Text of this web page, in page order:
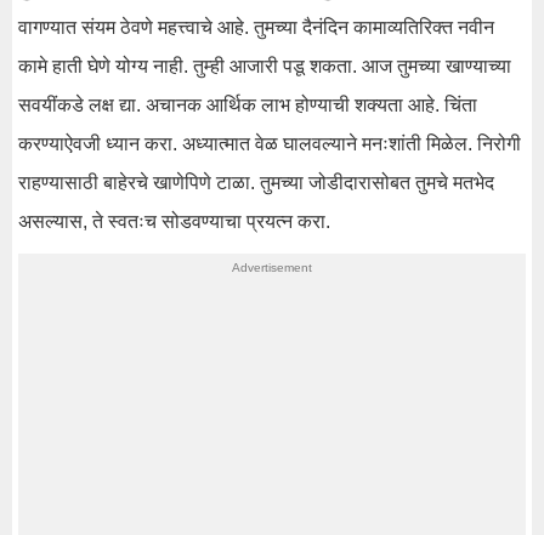
वागण्यात संयम ठेवणे महत्त्वाचे आहे. तुमच्या दैनंदिन कामाव्यतिरिक्त नवीन
कामे हाती घेणे योग्य नाही. तुम्ही आजारी पडू शकता. आज तुमच्या खाण्याच्या
सवयींकडे लक्ष द्या. अचानक आर्थिक लाभ होण्याची शक्यता आहे. चिंता
करण्याऐवजी ध्यान करा. अध्यात्मात वेळ घालवल्याने मनःशांती मिळेल. निरोगी
राहण्यासाठी बाहेरचे खाणेपिणे टाळा. तुमच्या जोडीदारासोबत तुमचे मतभेद
असल्यास, ते स्वतःच सोडवण्याचा प्रयत्न करा.